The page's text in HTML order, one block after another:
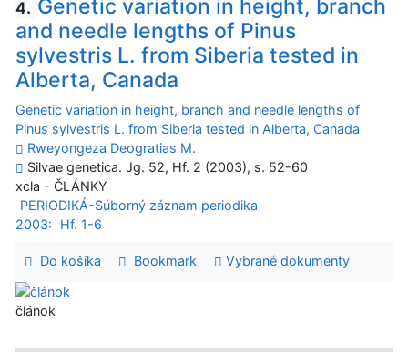
4. Genetic variation in height, branch
and needle lengths of Pinus
sylvestris L. from Siberia tested in
Alberta, Canada
Genetic variation in height, branch and needle lengths of
Pinus sylvestris L. from Siberia tested in Alberta, Canada
Rweyongeza Deogratias M.
Silvae genetica. Jg. 52, Hf. 2 (2003), s. 52-60
xcla - ČLÁNKY
PERIODIKÁ-Súborný záznam periodika
2003:
Hf. 1-6
Do košíka Bookmark Vybrané dokumenty
článok